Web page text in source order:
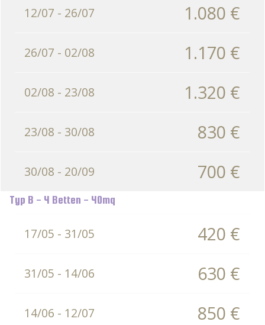
12/07 - 26/07 1.080 €
26/07 - 02/08 1.170 €
02/08 - 23/08 1.320 €
23/08 - 30/08 830 €
30/08 - 20/09 700 €
Typ B - 4 Betten - 40mq
17/05 - 31/05 420 €
31/05 - 14/06 630 €
14/06 - 12/07 850 €